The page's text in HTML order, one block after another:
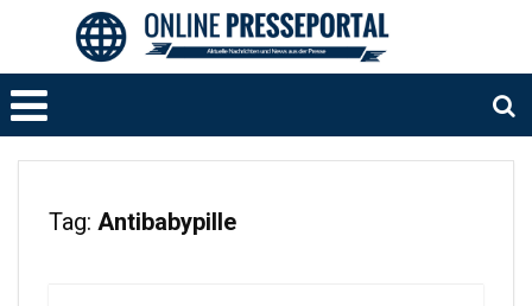
Tag: Antibabypille